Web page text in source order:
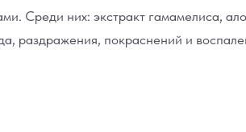
Среди них: экстракт гамамелиса,
раздражения, покраснений и